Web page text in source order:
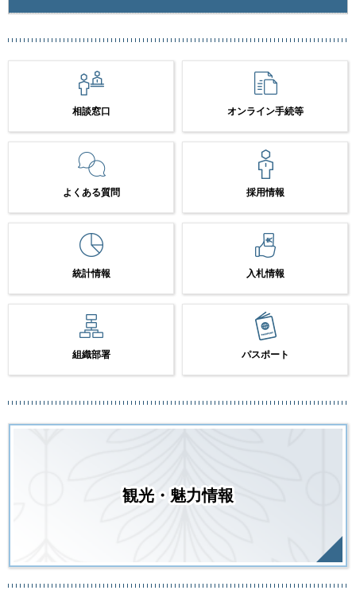
相談窓口 オンライン手続等
よくある質問 採用情報
統計情報 入札情報
組織部署 パスポート
観光・魅力情報